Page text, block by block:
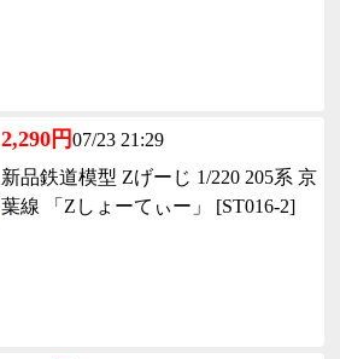
2,290円07/23 21:29
新品鉄道模型 Zげーじ 1/220 205系 京
葉線 「Zしょーてぃー」 [ST016-2]